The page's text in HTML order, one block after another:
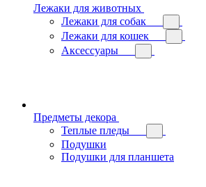
Лежаки для животных
Лежаки для собак
Лежаки для кошек
Аксессуары
Предметы декора
Теплые пледы
Подушки
Подушки для планшета